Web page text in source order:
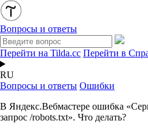
Вопросы и ответы
Перейти на Tilda.cc Перейти в
RU
Вопросы и ответы Ошибки
В Яндекс.Вебмастере ошибка
запрос /robots.txt». Что делать?